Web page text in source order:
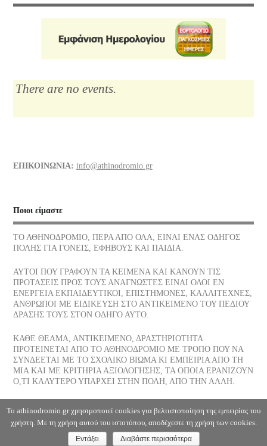
Διάφορα τρόφιμα και οι θερμίδες τους, άρθρο 2ο. Πώς να τις
κάψουμε!
Μαρία Κάλλας, η αιώνια: οι ωραιότερες άριες
07/07/2026
Οι νεώσοικοι του Πειραιά, ένα σοβαρό στήριγμα της αρχαίας
03/07/2026
Το παγωτό, η λιχουδιά του Καλοκαιριού ποια είναι η διατροφική
του αξία
Αφυδάτωση
29/06/2026
Η Θάλασσα, Κλωντ Ντεμπυσσύ
28/06/2026
There are no events.
ΕΠΙΚΟΙΝΩΝΙΑ: info@athinodromio.gr
Ποιοι είμαστε
ΤΟ ΑΘΗΝΟΔΡΟΜΙΟ, ΠΕΡΑ ΑΠΟ ΟΛΑ, ΕΙΝΑΙ ΕΝΑΣ ΟΔΗΓΟΣ
ΠΟΛΗΣ ΓΙΑ ΓΟΝΕΙΣ, ΕΦΗΒΟΥΣ ΚΑΙ ΠΑΙΔΙΑ.
ΑΥΤΟΙ ΠΟΥ ΓΡΑΦΟΥΝ ΤΑ ΚΕΙΜΕΝΑ ΚΑΙ ΚΑΝΟΥΝ ΤΙΣ
ΠΡΟΤΑΣΕΙΣ ΠΡΟΣ ΤΟΥΣ ΑΝΑΓΝΩΣΤΕΣ ΕΙΝΑΙ ΟΛΟΙ ΕΝ
ΕΝΕΡΓΕΙΑ ΕΚΠΑΙΔΕΥΤΙΚΟΙ, ΕΠΙΣΤΗΜΟΝΕΣ, ΚΑΛΛΙΤΕΧΝΕΣ,
ΑΝΘΡΩΠΟΙ ΜΕ ΕΙΔΙΚΕΥΣΗ ΣΤΟ ΑΝΤΙΚΕΙΜΕΝΟ ΤΟΥ ΠΕΔΙΟΥ
ΔΡΑΣΗΣ ΤΟΥΣ ΣΤΟΝ ΟΔΗΓΟ ΑΥΤΟ.
ΚΑΘΕ ΘΕΑΜΑ, ΑΝΤΙΚΕΙΜΕΝΟ, ΔΡΑΣΤΗΡΙΟΤΗΤΑ
ΠΡΟΤΕΙΝΕΤΑΙ ΑΠΟ ΤΟ ΑΘΗΝΟΔΡΟΜΙΟ ΜΕ ΤΡΟΠΟ ΠΟΥ ΝΑ
ΣΥΝΔΕΕΤΑΙ ΜΕ ΤΟ ΣΧΟΛΙΚΟ ΒΙΩΜΑ ΚΙ ΕΜΠΕΙΡΙΑ ΑΠΟ ΤΗ
ΜΙΑ ΚΑΙ ΜΕ ΚΡΙΤΗΡΙΑ ΑΞΙΟΛΟΓΗΣΗΣ, ΤΑ ΟΠΟΙΑ ΕΡΑΝΙΖΟΥΝ
Ο,ΤΙ ΚΑΛΥΤΕΡΟ ΥΠΑΡΧΕΙ ΣΤΗΝ ΠΟΛΗ, ΑΠΟ ΤΗΝ ΑΛΛΗ.
Copyright ©2026. Αθηνοδρόμιο
Το athinodromio.gr χρησιμοποιεί cookies για βελτιστοποίηση της εμπειρίας του
χρήστη. Με τη χρήση αυτού του ιστοτόπου, αποδέχεστε τη χρήση των cookies.
Εντάξει Διαβάστε περισσότερα